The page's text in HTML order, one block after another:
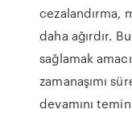
cezalandırma,
daha ağırdır.
sağlamak
zamanaşımı
devamını